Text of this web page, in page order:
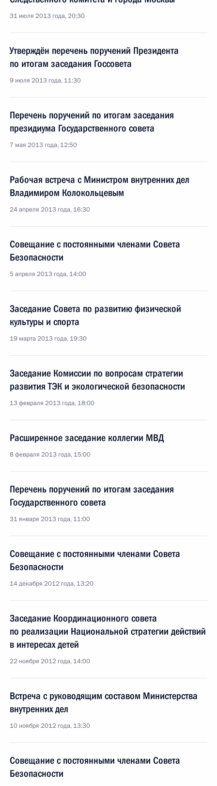
31 июля 2013 года, 20:30
Утверждён перечень поручений Президента
по итогам заседания Госсовета
9 июля 2013 года, 11:30
Перечень поручений по итогам заседания
президиума Государственного совета
7 мая 2013 года, 12:50
Рабочая встреча с Министром внутренних дел
Владимиром Колокольцевым
24 апреля 2013 года, 16:30
Совещание с постоянными членами Совета
Безопасности
5 апреля 2013 года, 14:00
Заседание Совета по развитию физической
культуры и спорта
19 марта 2013 года, 19:30
Заседание Комиссии по вопросам стратегии
развития ТЭК и экологической безопасности
13 февраля 2013 года, 18:00
Расширенное заседание коллегии МВД
8 февраля 2013 года, 15:00
Перечень поручений по итогам заседания
Государственного совета
31 января 2013 года, 11:00
Совещание с постоянными членами Совета
Безопасности
14 декабря 2012 года, 13:20
Заседание Координационного совета
по реализации Национальной стратегии действий
в интересах детей
22 ноября 2012 года, 14:00
Встреча с руководящим составом Министерства
внутренних дел
10 ноября 2012 года, 13:30
Совещание с постоянными членами Совета
Безопасности